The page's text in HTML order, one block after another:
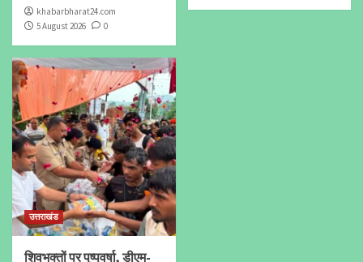
khabarbharat24.com
5 August 2026
0
उत्तराखंड
शिवभक्तों पर पुष्पवर्षा, डीएम-